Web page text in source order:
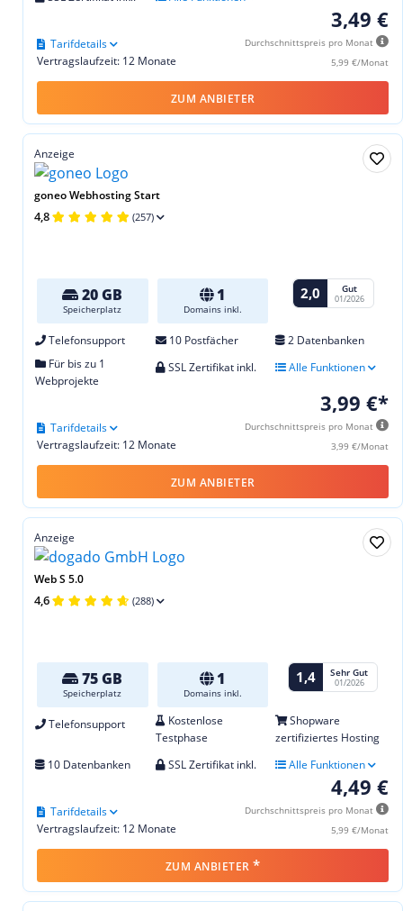
3,49 €
Durchschnittspreis pro Monat
5,99 €/Monat
Vertragslaufzeit: 12 Monate
Tarifdetails
ZUM ANBIETER
Anzeige
goneo Webhosting Start
4,8 (257)
20 GB
Speicherplatz
1
Domains inkl.
2,0 Gut
01/2026
Telefonsupport 10 Postfächer
2 Datenbanken
Für bis zu 1
Webprojekte
SSL Zertifikat inkl. Alle Funktionen
3,99 €*
Durchschnittspreis pro Monat
3,99 €/Monat
Vertragslaufzeit: 12 Monate
Tarifdetails
ZUM ANBIETER
Anzeige
Web S 5.0
4,6 (288)
75 GB
Speicherplatz
1
Domains inkl.
1,4 Sehr Gut
01/2026
Telefonsupport
Kostenlose
Testphase
Shopware
zertifiziertes Hosting
10 Datenbanken
SSL Zertifikat inkl. Alle Funktionen
4,49 €
Durchschnittspreis pro Monat
5,99 €/Monat
Vertragslaufzeit: 12 Monate
Tarifdetails
ZUM ANBIETER *